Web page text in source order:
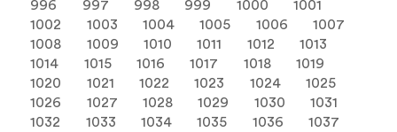
996
997 998 999 1000
1001
1002
1003 1004 1005 1006
1007
1008
1009 1010 1011 1012
1013
1014
1015 1016 1017 1018
1019
1020
1021 1022 1023 1024
1025
1026
1027 1028 1029 1030
1031
1032
1033 1034 1035 1036
1037